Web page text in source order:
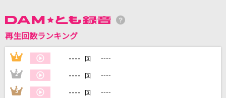
カラオケをもっと楽しもう！
自宅でカラオケ歌い放題！
再生回数ランキング
1 ---- 回 ----
2 ---- 回 ----
3 ---- 回 ----